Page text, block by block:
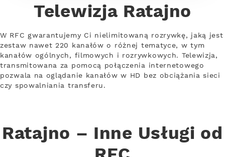
Telewizja Ratajno
W RFC gwarantujemy Ci nielimitowaną rozrywkę, jaką jest
zestaw nawet 220 kanałów o różnej tematyce, w tym
kanałów ogólnych, filmowych i rozrywkowych. Telewizja,
transmitowana za pomocą połączenia internetowego
pozwala na oglądanie kanałów w HD bez obciążania sieci
czy spowalniania transferu.
Ratajno – Inne Usługi od